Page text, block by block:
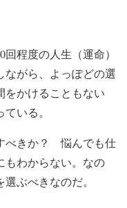
程度の人生（運命）
ながら、よっぽどの選
をかけることもない
いる。
べきか？ 悩んでも仕
もわからない。なの
ぶべきなのだ。